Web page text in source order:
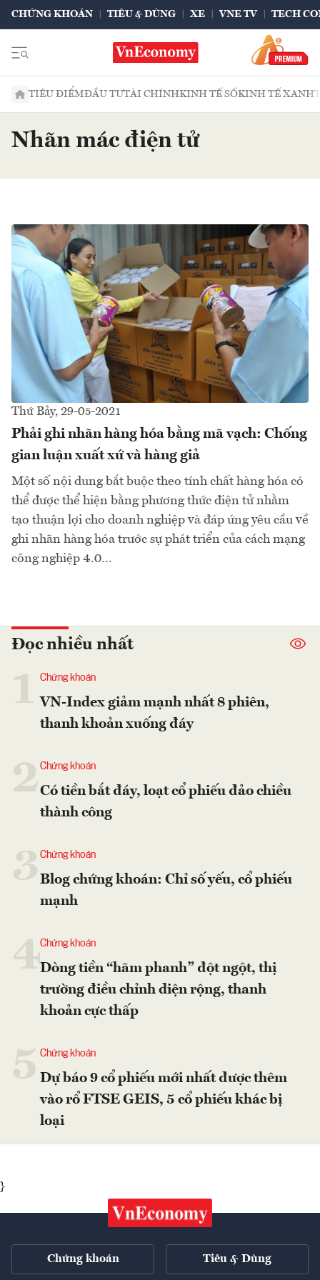
CHỨNG KHOÁN TIÊU & DÙNG XE VNE TV TECH
TIÊU ĐIỂMĐẦU TƯTÀI CHÍNHKINH TẾ SỐKINH TẾ XANH
Nhãn mác điện tử
Thứ Bảy, 29-05-2021
Phải ghi nhãn hàng hóa bằng mã vạch: Chống
gian luận xuất xứ và hàng giả
Một số nội dung bắt buộc theo tính chất hàng hóa có
thể được thể hiện bằng phương thức điện tử nhằm
tạo thuận lợi cho doanh nghiệp và đáp ứng yêu cầu về
ghi nhãn hàng hóa trước sự phát triển của cách mạng
công nghiệp 4.0…
Đọc nhiều nhất
Chứng khoán
VN-Index giảm mạnh nhất 8 phiên,
thanh khoản xuống đáy
2Chứng khoán
Có tiền bắt đáy, loạt cổ phiếu đảo chiều
thành công
Chứng khoán
Blog chứng khoán: Chỉ số yếu, cổ phiếu
mạnh
4Chứng khoán
Dòng tiền “hãm phanh” đột ngột, thị
trường điều chỉnh diện rộng, thanh
khoản cực thấp
Chứng khoán
Dự báo 9 cổ phiếu mới nhất được thêm
vào rổ FTSE GEIS, 5 cổ phiếu khác bị
loại
}
Chứng khoán Tiêu & Dùng